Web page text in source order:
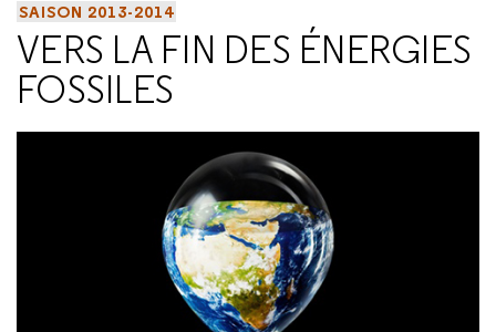
SAISON 2013-2014
VERS LA FIN DES ÉNERGIES
FOSSILES